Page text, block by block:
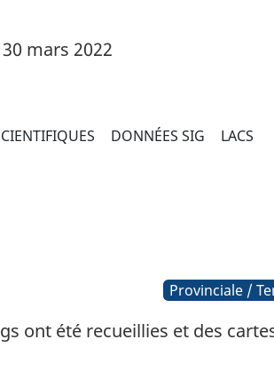
30 mars 2022
DONNÉES SIG
LACS
Provinciale /
ont été recueillies et des